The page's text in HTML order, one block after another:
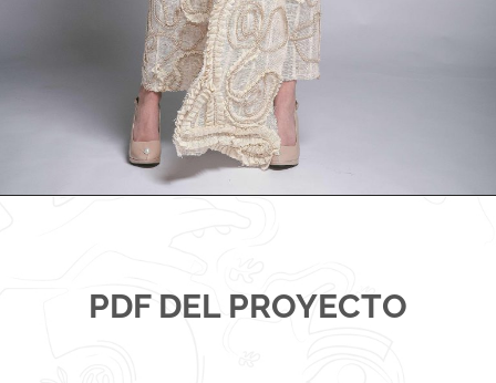
PDF DEL PROYECTO